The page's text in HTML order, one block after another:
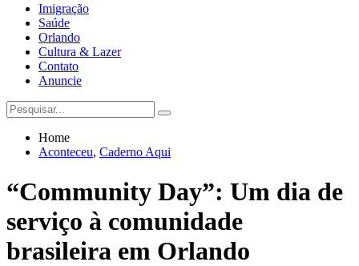
Imigração
Saúde
Orlando
Cultura & Lazer
Contato
Anuncie
Home
Aconteceu, Caderno Aqui
“Community Day”: Um dia de
serviço à comunidade
brasileira em Orlando